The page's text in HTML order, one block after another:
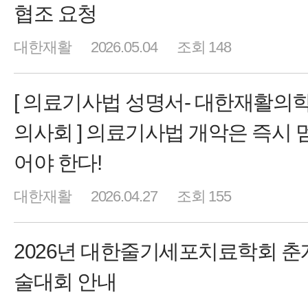
협조 요청
대한재활 2026.05.04 조회 148
[ 의료기사법 성명서- 대한재활의
의사회 ] 의료기사법 개악은 즉시
어야 한다!
대한재활 2026.04.27 조회 155
2026년 대한줄기세포치료학회 춘
술대회 안내